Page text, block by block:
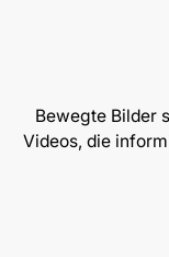
Bewegte Bilder
Videos, die